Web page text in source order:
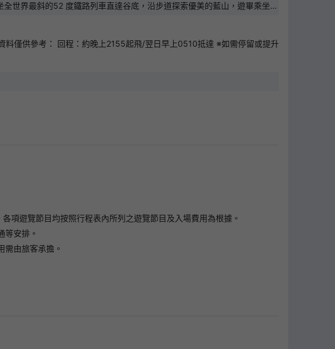
世界最斜的52 度鐵路列車直達谷底，沿步道探索優美的藍山，遊畢乘坐吊
僅供參考： 回程：約晚上2155起飛/翌日早上0510抵達 ※如需停留或提升
項遊覽節目均按照行程表內所列之遊覽節目及入場費用為根據。
等安排。
由旅客承擔。